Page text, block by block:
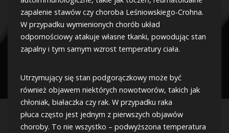
zapalenie stawów czy choroba Leśniowskiego-Crohna.
W przypadku wymienionych chorób układ
odpornościowy atakuje własne tkanki, powodując stan
zapalny i tym samym wzrost temperatury ciała.
Utrzymujący się stan podgorączkowy może być
również objawem niektórych nowotworów, takich jak
chłoniak, białaczka czy rak. W przypadku raka
płuca często jest jednym z pierwszych objawów
choroby. To nie wszystko – podwyższona temperatura